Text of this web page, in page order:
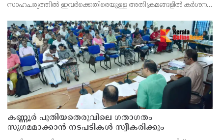
സാഹചര്യത്തിൽ ഇവർക്കെതിരെയുള്ള അതിക്രമങ്ങളിൽ കർശന
കെ. സോമപ്രസാദ്.
കണ്ണൂർ പുതിയതെരുവിലെ ഗതാഗതം
സുഗമമാക്കാന്‍ നടപടികള്‍ സ്വീകരിക്കും